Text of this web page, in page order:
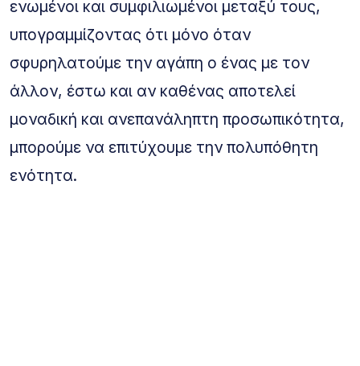
ενωμένοι και συμφιλιωμένοι μεταξύ τους,
υπογραμμίζοντας ότι μόνο όταν
σφυρηλατούμε την αγάπη ο ένας με τον
άλλον, έστω και αν καθένας αποτελεί
μοναδική και ανεπανάληπτη προσωπικότητα,
μπορούμε να επιτύχουμε την πολυπόθητη
ενότητα.